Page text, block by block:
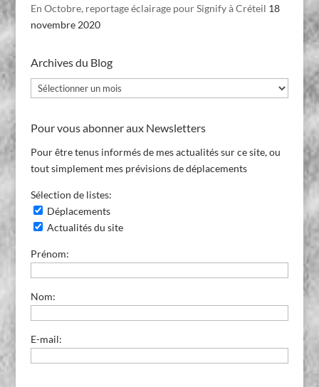
En Octobre, reportage éclairage pour Signify à Créteil 18
novembre 2020
Archives du Blog
Archives
du
Pour vous abonner aux Newsletters
Pour être tenus informés de mes actualités sur ce site, ou
tout simplement mes prévisions de déplacements
Sélection de listes:
Déplacements
Actualités du site
Prénom:
Nom:
E-mail: